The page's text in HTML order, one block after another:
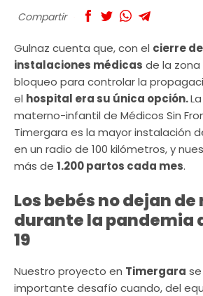
Compartir
Gulnaz cuenta que, con el cierre
instalaciones médicas de la
bloqueo para controlar la
el hospital era su única opción.
materno-infantil de Médicos Sin
Timergara es la mayor instalación
en un radio de 100 kilómetros, y
más de 1.200 partos cada mes.
Los bebés no dejan
durante la pandemia
19
Nuestro proyecto en Timergara
importante desafío cuando, del